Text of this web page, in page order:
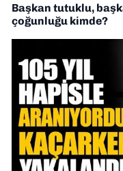
Başkan tutuklu,
çoğunluğu kimde?